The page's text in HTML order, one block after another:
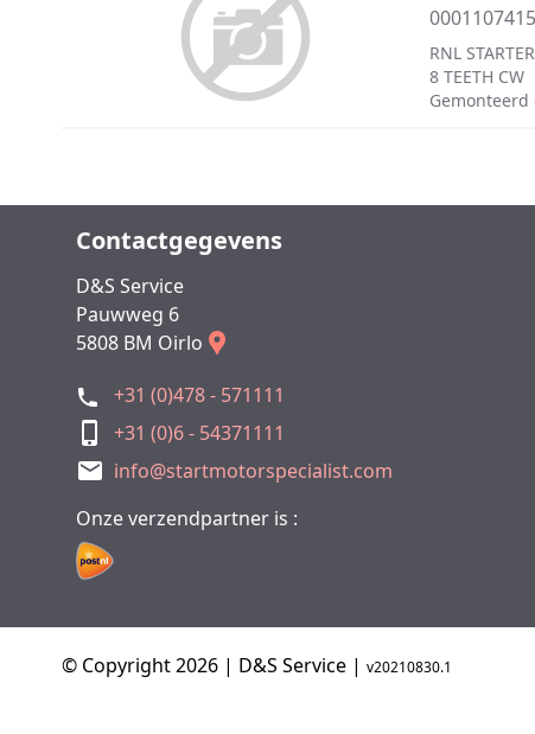
0001107415
RNL
8 TEETH CW
Gemonteerd
Contactgegevens
D&S Service
Pauwweg 6
5808 BM Oirlo
+31 (0)478 - 571111
+31 (0)6 - 54371111
info@startmotorspecialist.com
Onze verzendpartner is :
© Copyright 2026 | D&S Service | v20210830.1